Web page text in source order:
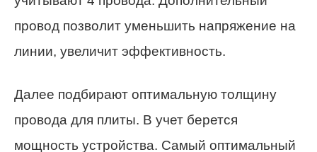
провод позволит уменьшить напряжение на
линии, увеличит эффективность.
Далее подбирают оптимальную толщину
провода для плиты. В учет берется
мощность устройства. Самый оптимальный